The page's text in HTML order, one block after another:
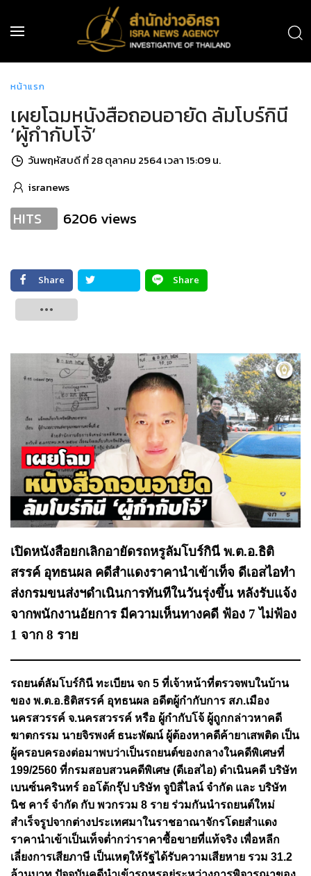
หน้าแรก
เผยโฉมหนังสือถอนอายัด ลัมโบร์กินี
‘ผู้กำกับโจ้’
วันพฤหัสบดี ที่ 28 ตุลาคม 2564 เวลา 15:09 น.
isranews
HITS 6206 views
Share
Share
เปิดหนังสือยกเลิกอายัดรถหรูลัมโบร์กินี พ.ต.อ.ธิติ
สรรค์ อุทธนผล คดีสำแดงราคานำเข้าเท็จ ดีเอสไอทำ
ส่งกรมขนส่งฯดำเนินการทันทีในวันรุ่งขึ้น หลังรับแจ้ง
จากพนักงานอัยการ มีความเห็นทางคดี ฟ้อง 7 ไม่ฟ้อง
1 จาก 8 ราย
รถยนต์ลัมโบร์กินี ทะเบียน จก 5 ที่เจ้าหน้าที่ตรวจพบในบ้าน
ของ พ.ต.อ.ธิติสรรค์ อุทธนผล อดีตผู้กำกับการ สภ.เมือง
นครสวรรค์ จ.นครสวรรค์ หรือ ผู้กำกับโจ้ ผู้ถูกกล่าวหาคดี
ฆาตกรรม นายจิรพงศ์ ธนะพัฒน์ ผู้ต้องหาคดีค้ายาเสพติด เป็น
ผู้ครอบครองต่อมาพบว่าเป็นรถยนต์ของกลางในคดีพิเศษที่
199/2560 ที่กรมสอบสวนคดีพิเศษ (ดีเอสไอ) ดำเนินคดี บริษัท
เบนซ์นครินทร์ ออโต้กรุ๊ป บริษัท จูบิลี่ไลน์ จำกัด และ บริษัท
นิช คาร์ จำกัด กับ พวกรวม 8 ราย ร่วมกันนำรถยนต์ใหม่
สำเร็จรูปจากต่างประเทศมาในราชอาณาจักรโดยสำแดง
ราคานำเข้าเป็นเท็จต่ำกว่าราคาซื้อขายที่แท้จริง เพื่อหลีก
เลี่ยงการเสียภาษี เป็นเหตุให้รัฐได้รับความเสียหาย รวม 31.2